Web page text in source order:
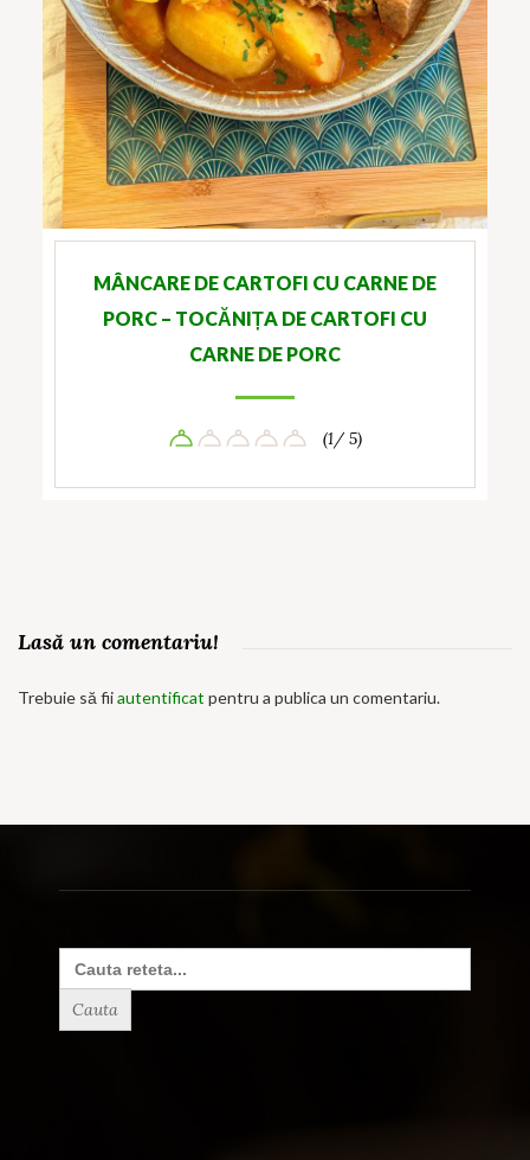
MÂNCARE DE CARTOFI CU CARNE DE
PORC – TOCĂNIȚA DE CARTOFI CU
CARNE DE PORC
(1/ 5)
Lasă un comentariu!
Trebuie să fiiautentificat pentru a publica un comentariu.
Search
for: